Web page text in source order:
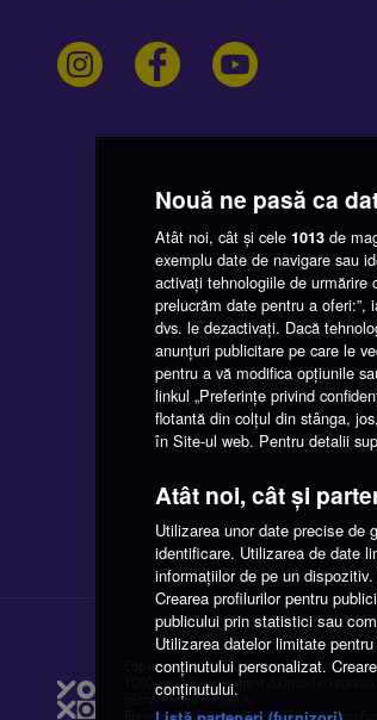
Copyright © YOXO 2026
YOXO este un abonament de mobil în
către Orange România.
Prezentare operatorOrange Romania
Nouă ne pasă ca
Atât noi, cât și cele 1013 de
exemplu date de navigare sau
activați tehnologiile de urmărire
prelucrăm date pentru a oferi:”,
dvs. le dezactivați. Dacă
anunțuri publicitare pe care le
pentru a vă modifica opțiunile
linkul „Preferințe privind
flotantă din colțul din stânga,
în Site-ul web. Pentru detalii
Atât noi, cât și
Utilizarea unor date precise de
identificare. Utilizarea de date
informațiilor de pe un
Crearea profilurilor pentru
publicului prin statistici sau
Utilizarea datelor limitate
conținutului personalizat.
conținutului.